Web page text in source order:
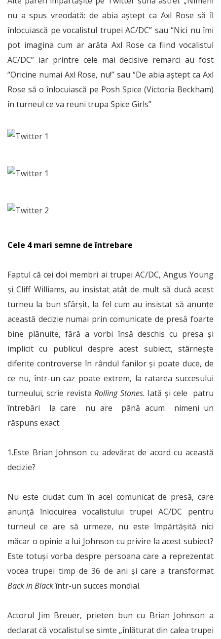
nu a spus vreodată: de abia aștept ca Axl Rose să îl
înlocuiască pe vocalistul trupei AC/DC” sau “Nici nu îmi
pot imagina cum ar arăta Axl Rose ca fiind vocalistul
AC/DC” iar printre cele mai decisive remarci au fost
“Oricine numai Axl Rose, nu!” sau “De abia aștept ca Axl
Rose să o înlocuiască pe Posh Spice (Victoria Beckham)
în turneul ce va reuni trupa Spice Girls”
Cele 4 mari semne de întrebare
Faptul că cei doi membri ai trupei AC/DC, Angus Young
și Cliff Williams, au insistat atât de mult să ducă acest
turneu la bun sfârșit, la fel cum au insistat să anunțe
această decizie numai prin comunicate de presă foarte
bine plănuite, fără a vorbi însă deschis cu presa și
implicit cu publicul despre acest subiect, stârnește
diferite controverse în rândul fanilor și poate duce, de
ce nu, într-un caz poate extrem, la ratarea succesului
turneului, scrie revistaRolling Stones. Iată și cele patru
întrebări la care nu are până acum nimeni un
răspuns exact:
1.Este Brian Johnson cu adevărat de acord cu această
decizie?
Nu este ciudat cum în acel comunicat de presă, care
anunță înlocuirea vocalistului trupei AC/DC pentru
turneul ce are să urmeze, nu este împărtășită nici
măcar o opinie a lui Johnson cu privire la acest subiect?
Este totuși vorba despre persoana care a reprezentat
vocea trupei timp de 36 de ani și care a transformat
Back in Blackîntr-un succes mondial.
Actorul Jim Breuer, prieten bun cu Brian Johnson a
declarat că vocalistul se simte „înlăturat din calea trupei